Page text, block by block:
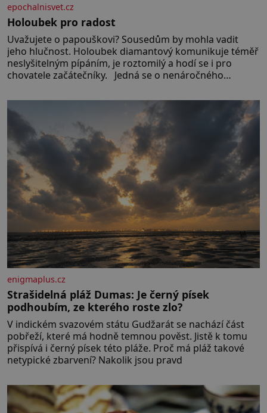
epochalnisvet.cz
Holoubek pro radost
Uvažujete o papouškovi? Sousedům by mohla vadit
jeho hlučnost. Holoubek diamantový komunikuje téměř
neslyšitelným pípáním, je roztomilý a hodí se i pro
chovatele začátečníky. Jedná se o nenáročného
času tráví na zemi, kde sbírá zbytky semínek Jeho
domovinou je prakticky celá Austrálie s výjimkou
pobřežní oblasti.
enigmaplus.cz
Strašidelná pláž Dumas: Je černý písek
podhoubím, ze kterého roste zlo?
V indickém svazovém státu Gudžarát se nachází část
pobřeží, které má hodně temnou pověst. Jistě k tomu
přispívá i černý písek této pláže. Proč má pláž takové
netypické zbarvení? Nakolik jsou pravd